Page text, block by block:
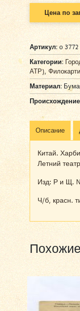
Цена по
Артикул:о 3772
Категории:
АТР),
Материал:
Описание
Китай.
Летний
Изд: Р и Щ.
Ч/б, красн.